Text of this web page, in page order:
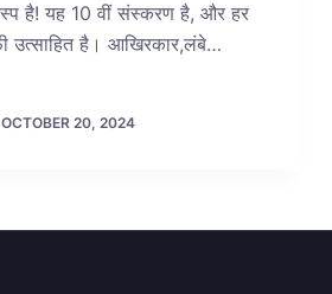
है! यह 10 वीं संस्करण है, और हर
उत्साहित है। आखिरकार,लंबे…
OCTOBER 20, 2024